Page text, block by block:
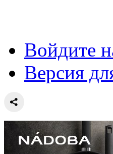
Войдите
Версия